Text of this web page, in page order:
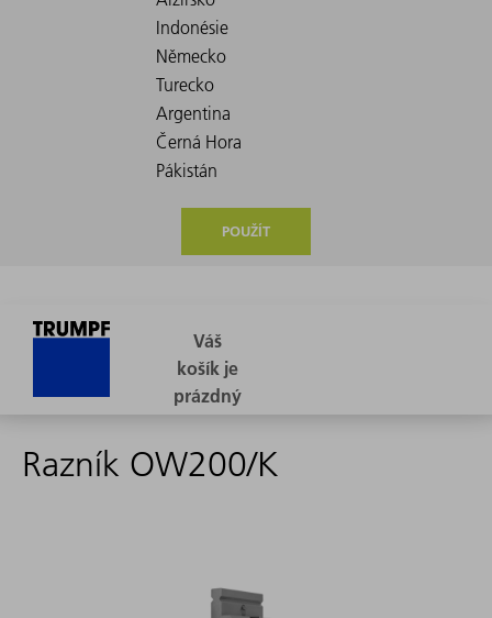
POUŽÍT
Razník OW200/K